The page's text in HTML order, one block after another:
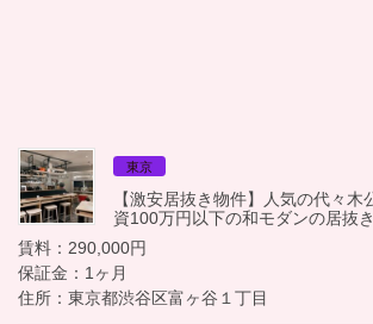
東京
【激安居抜き物件】人気の代々木
資100万円以下の和モダンの居抜き
賃料：290,000円
保証金：1ヶ月
住所：東京都渋谷区富ヶ谷１丁目